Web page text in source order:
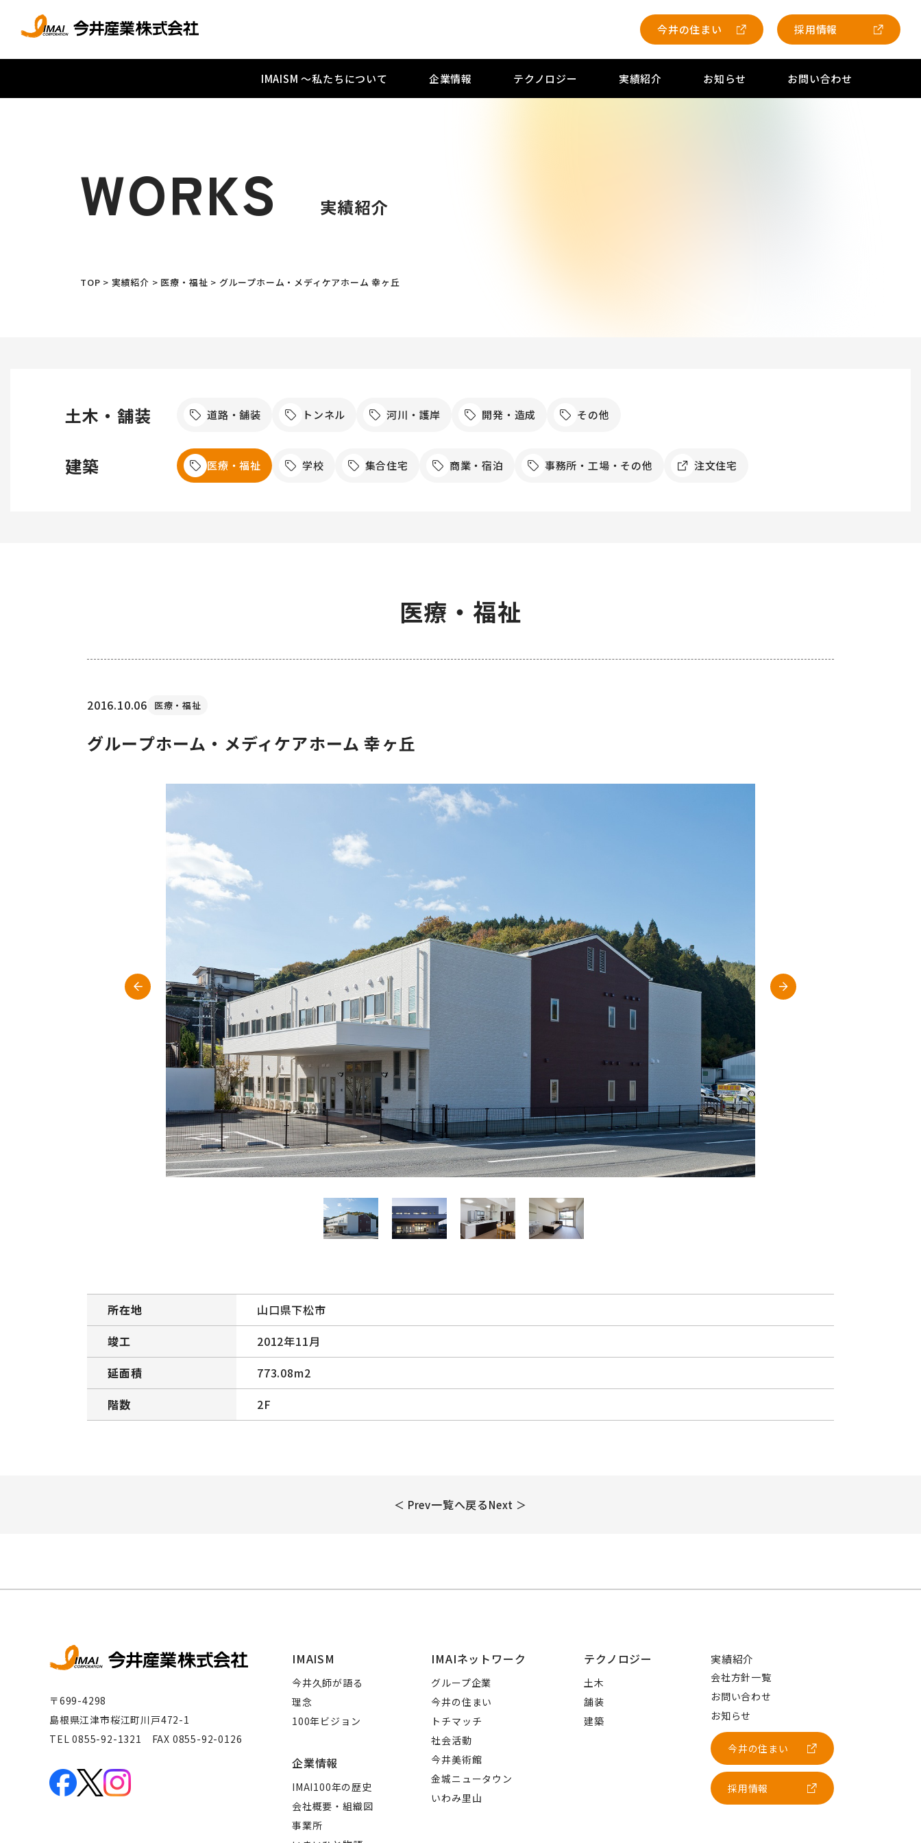
今井の住まい 採用情報
IMAISM 〜私たちについて 企業情報 テクノロジー 実績紹介 お知らせ お問い合わせ
WORKS 実績紹介
TOP > 実績紹介 > 医療・福祉 > グループホーム・メディケアホーム 幸ヶ丘
土木・舗装 道路・舗装 トンネル 河川・護岸 開発・造成 その他
建築 医療・福祉 学校 集合住宅 商業・宿泊 事務所・工場・その他 注文住宅
医療・福祉
2016.10.06 医療・福祉
グループホーム・メディケアホーム 幸ヶ丘
所在地
山口県下松市
竣工
2012年11月
延面積
773.08m2
階数
2F
＜ Prev一覧へ戻るNext ＞
〒699-4298
島根県江津市桜江町川戸472-1
TEL 0855-92-1321 FAX 0855-92-0126
IMAISM
今井久師が語る
理念
100年ビジョン
企業情報
IMAI100年の歴史
会社概要・組織図
事業所
IMAIネットワーク
グループ企業
今井の住まい
トチマッチ
社会活動
今井美術館
金城ニュータウン
いわみ里山
テクノロジー
土木
舗装
建築
実績紹介
会社方針一覧
お問い合わせ
お知らせ
今井の住まい
採用情報